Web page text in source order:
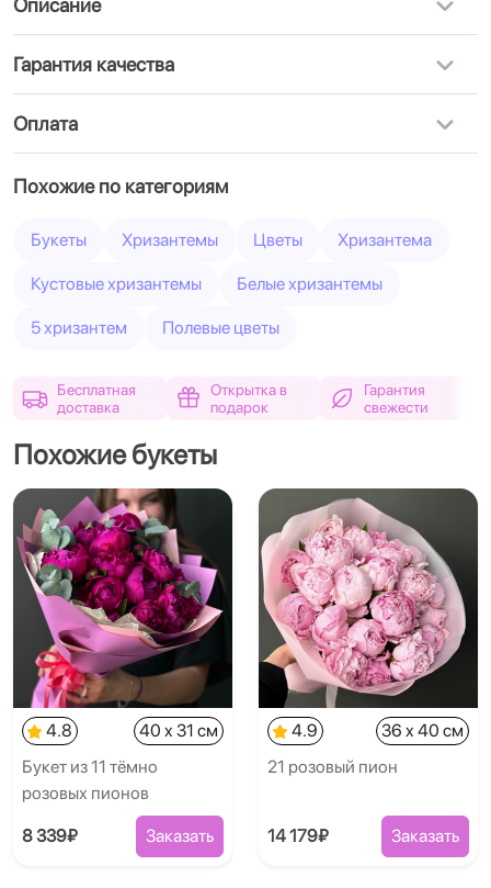
Описание
Гарантия качества
Оплата
Похожие по категориям
Букеты Хризантемы Цветы Хризантема
Кустовые хризантемы Белые хризантемы
5 хризантем Полевые цветы
Бесплатная
доставка
Открытка в
подарок
Гарантия
свежести
Похожие букеты
4.8
40 x 31 см
Букет из 11 тёмно
розовых пионов
8 339₽ Заказать
4.9
36 x 40 см
21 розовый пион
14 179₽ Заказать